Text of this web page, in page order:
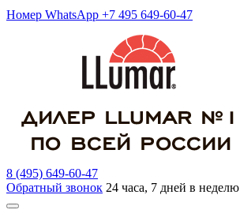
Номер WhatsApp +7 495 649-60-47
8 (495) 649-60-47
Обратный звонок 24 часа, 7 дней в неделю